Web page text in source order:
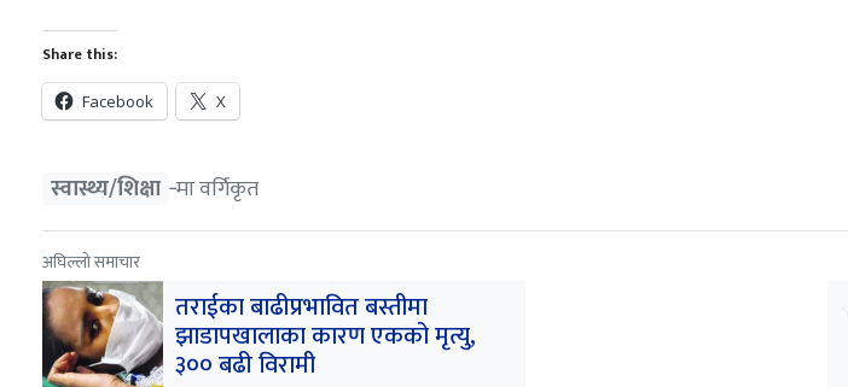
Share this:
Facebook X
स्वास्थ्य/शिक्षा ‐मा वर्गिकृत
अघिल्लो समाचार
तराईका बाढीप्रभावित बस्तीमा
झाडापखालाका कारण एकको मृत्यु,
३०० बढी विरामी